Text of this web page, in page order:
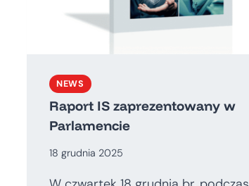
NEWS
Raport IS zaprezentowany w
Parlamencie
18 grudnia 2025